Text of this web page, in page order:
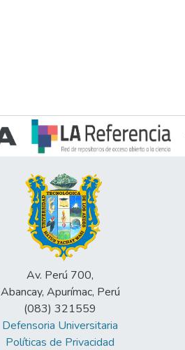
Av. Perú 700,
Abancay, Apurímac, Perú
(083) 321559
Defensoria Universitaria
Políticas de Privacidad